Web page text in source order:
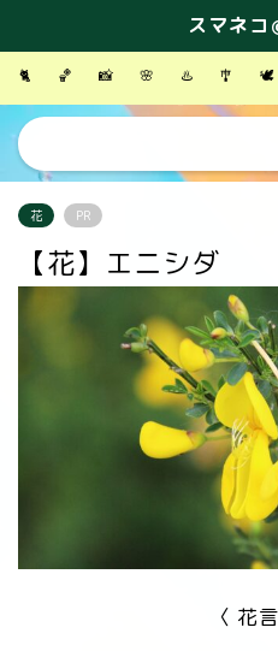
スマネコ
🐈 🏀 📸 🌸 ♨️ 🎐 🕊
花 PR
【花】エニシダ
〈 花